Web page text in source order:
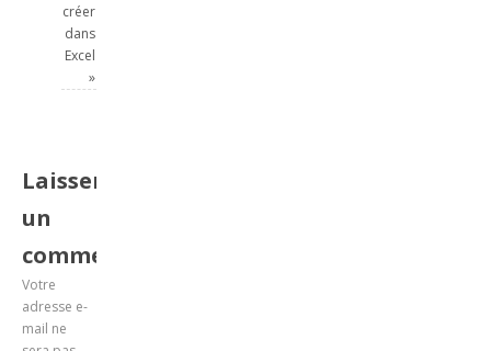
créer
dans
Excel
»
Laisser
un
commentaire
Votre
adresse e-
mail ne